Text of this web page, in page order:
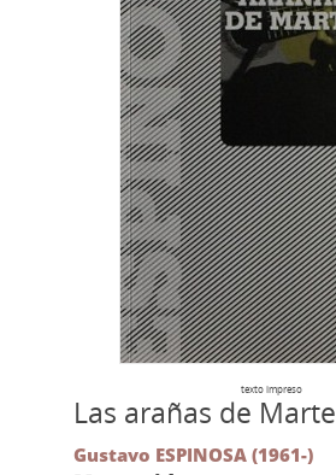
texto impreso
Las arañas de Marte
Gustavo ESPINOSA (1961-)